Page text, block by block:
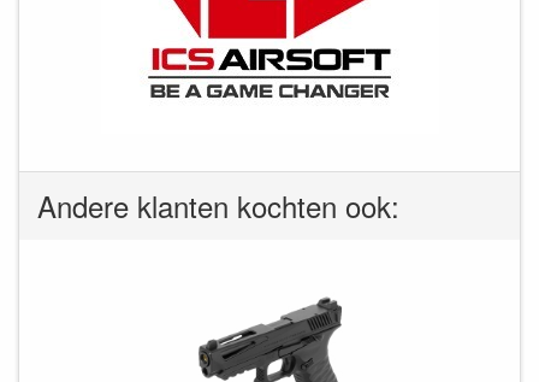
Andere klanten kochten ook: